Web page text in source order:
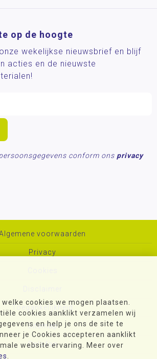
welke cookies we mogen plaatsen.
cookies aanklikt verzamelen wij
en help je ons de site te
je Cookies accepteren aanklikt
website ervaring. Meer over
op de hoogte
wekelijkse nieuwsbrief en blijf
acties en de nieuwste
conform ons privacy
voorwaarden
Privacy
Toegankelijkheid
Sitemap
Colofon